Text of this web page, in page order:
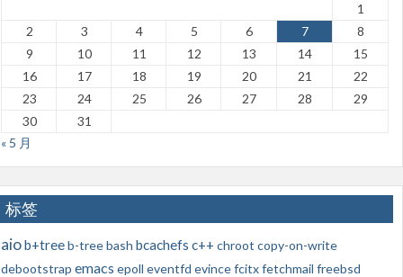
1
2
3 4 5 6 7
8
9
10 11 12 13 14
15
16
17 18 19 20 21
22
23
24 25 26 27 28
29
30
31
« 5 月
标签
aiob+treeb-treebash bcachefs c++ chroot copy-on-write
debootstrap emacs epoll eventfd evincefcitxfetchmail freebsd